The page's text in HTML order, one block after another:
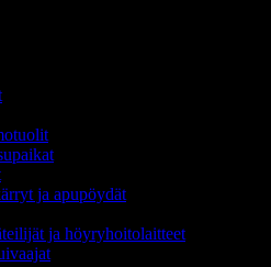
ja apupöydät
ja höyryhoitolaitteet